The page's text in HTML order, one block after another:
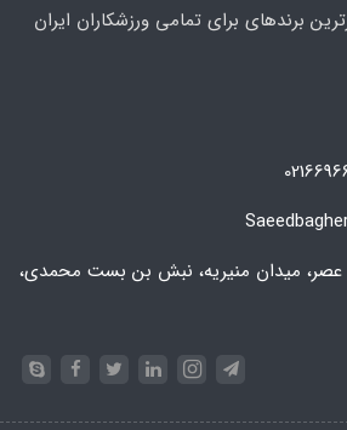
برندهای برای تمامی ورزشکاران ایران
عصر، میدان منیریه، نبش بن بست محمدی،